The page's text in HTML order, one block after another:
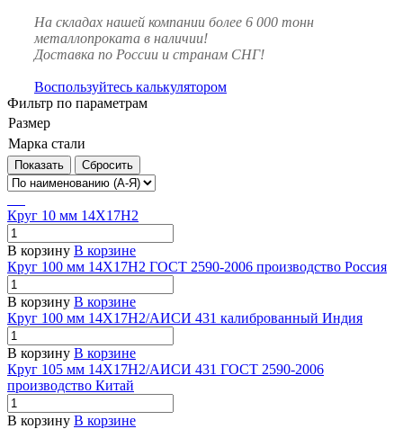
На складах нашей компании более 6 000 тонн
металлопроката в наличии!
Доставка по России и странам СНГ!
Воспользуйтесь калькулятором
Фильтр по параметрам
Размер
Марка стали
Сбросить
Круг 10 мм 14Х17Н2
В корзину В корзине
Круг 100 мм 14Х17Н2 ГОСТ 2590-2006 производство Россия
В корзину В корзине
Круг 100 мм 14Х17Н2/АИСИ 431 калиброванный Индия
В корзину В корзине
Круг 105 мм 14Х17Н2/АИСИ 431 ГОСТ 2590-2006
производство Китай
В корзину В корзине